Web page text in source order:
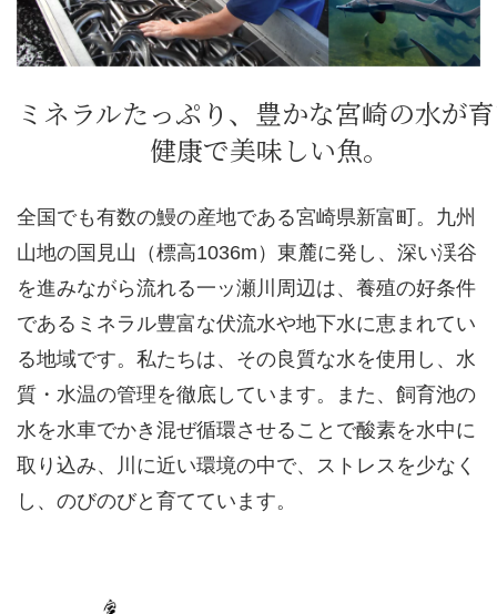
ミネラルたっぷり、豊かな宮崎の水が
健康で美味しい魚。
全国でも有数の鰻の産地である宮崎県新富町。九州
山地の国見山（標高1036m）東麓に発し、深い渓谷
を進みながら流れる一ッ瀬川周辺は、養殖の好条件
であるミネラル豊富な伏流水や地下水に恵まれてい
る地域です。私たちは、その良質な水を使用し、水
質・水温の管理を徹底しています。また、飼育池の
水を水車でかき混ぜ循環させることで酸素を水中に
取り込み、川に近い環境の中で、ストレスを少なく
し、のびのびと育てています。